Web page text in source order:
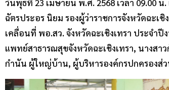
วันพุธที่ 23 เมษายน พ.ศ. 2568 เวลา 09.00
ฉัตรประอร นิยม รองผู้ว่าราชการจังหวัดฉะ
เคลื่อนที่ พอ.สว. จังหวัดฉะเชิงเทรา ประจำ
แพทย์สาธารณสุขจังหวัดฉะเชิงเทรา, นางส
กำนัน ผู้ใหญ่บ้าน, ผู้บริหารองค์กรปกครองส่